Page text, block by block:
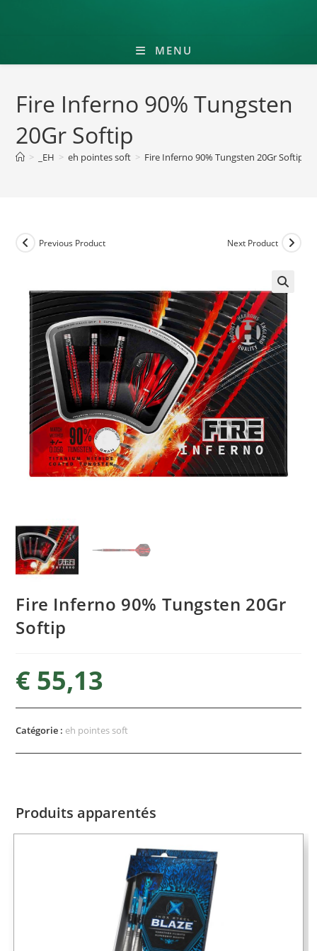
MENU
Fire Inferno 90% Tungsten
20Gr Softip
> _EH > eh pointes soft > Fire Inferno 90% Tungsten 20Gr Softip
Previous Product Next Product
Fire Inferno 90% Tungsten 20Gr
Softip
€ 55,13
Catégorie : eh pointes soft
Produits apparentés